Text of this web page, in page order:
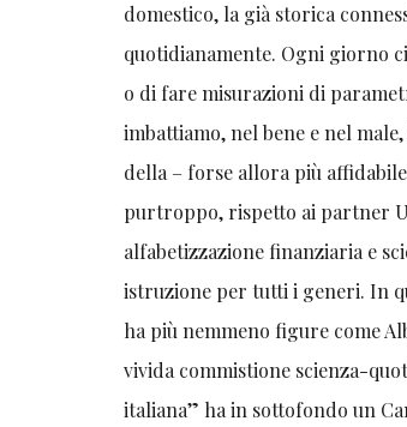
domestico, la già storica
quotidianamente. Ogni giorno
o di fare misurazioni di
imbattiamo, nel bene e nel
della – forse allora più
purtroppo, rispetto ai partner
alfabetizzazione finanziaria e
istruzione per tutti i generi. In
ha più nemmeno figure come
vivida commistione scienza-
italiana” ha in sottofondo un